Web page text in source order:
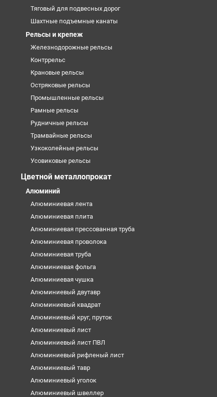
Тяговый для подвесных дорог
Шахтные подъемные канаты
Рельсы и крепеж
Железнодорожные рельсы
Контррельс
Крановые рельсы
Остряковые рельсы
Промышленные рельсы
Рамные рельсы
Рудничные рельсы
Трамвайные рельсы
Узкоколейные рельсы
Усовиковые рельсы
Цветной металлопрокат
Алюминий
Алюминиевая лента
Алюминиевая плита
Алюминиевая прессованная труба
Алюминиевая проволока
Алюминиевая труба
Алюминиевая фольга
Алюминиевая чушка
Алюминиевый двутавр
Алюминиевый квадрат
Алюминиевый круг, пруток
Алюминиевый лист
Алюминиевый лист ПВЛ
Алюминиевый рифленый лист
Алюминиевый тавр
Алюминиевый уголок
Алюминиевый швеллер